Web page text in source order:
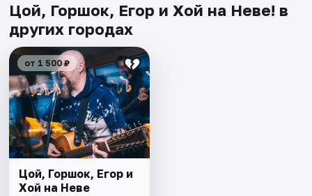
Цой, Горшок, Егор и Хой на Неве! в
других городах
от 1 500 ₽
Цой, Горшок, Егор и
Хой на Неве